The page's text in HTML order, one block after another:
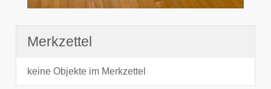
Merkzettel
keine Objekte im Merkzettel